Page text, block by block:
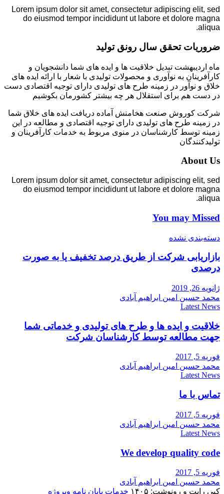
Lorem ipsum dolor sit amet, consectetur adipiscing elit, sed
do eiusmod tempor incididunt ut labore et dolore magna
aliqua.
ضروریات تحقق سال رونق تولید
ماه اردیبهشت تبدیل خلاقیت ها و ایده های شما دانشجویان و
کارآفرینان به نوآوری و محصولات تولیدی با شعار با ارائه ایده های
خلاق و نوآور در زمینه طرح های تولیدی دارای توجیه اقتصادی دست
در دست هم برای استقلال هر چه بیشتر کشورمان بکوشیم
شرکت کوروش صنعت هخامنش آماده دریافت ایده های خلاق شما
در زمینه طرح های تولیدی دارای توجیه اقتصادی و مطالعه در این
زمینه توسط کارشناسان در منوی مربوط به خدمات کارآفرینان و
تولیدکنندگان
About Us
Lorem ipsum dolor sit amet, consectetur adipiscing elit, sed
do eiusmod tempor incididunt ut labore et dolore magna
aliqua.
You may Missed
دسته‌بندی نشده
بازاریابی شرکت از طریق درصد تخفیف یا به صورت
درصدی
ژانویه 26, 2019
محمد حسین امین ابراهیم آبادی
Latest News
خلاقیت و ایده ها و طرح های تولیدی و خدماتی شما
جهت مطالعه توسط کارشناسان شرکت
فوریه 5, 2017
محمد حسین امین ابراهیم آبادی
Latest News
تماس با ما
فوریه 5, 2017
محمد حسین امین ابراهیم آبادی
Latest News
We develop quality code
فوریه 5, 2017
محمد حسین امین ابراهیم آبادی
کپی رایت و رونوشت: ۱۴۰۵
خدمات پایان نامه وپروژه